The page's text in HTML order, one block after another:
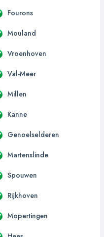
Fourons
Mouland
Vroenhoven
Val-Meer
Millen
Kanne
Genoelselderen
Martenslinde
Spouwen
Rijkhoven
Mopertingen